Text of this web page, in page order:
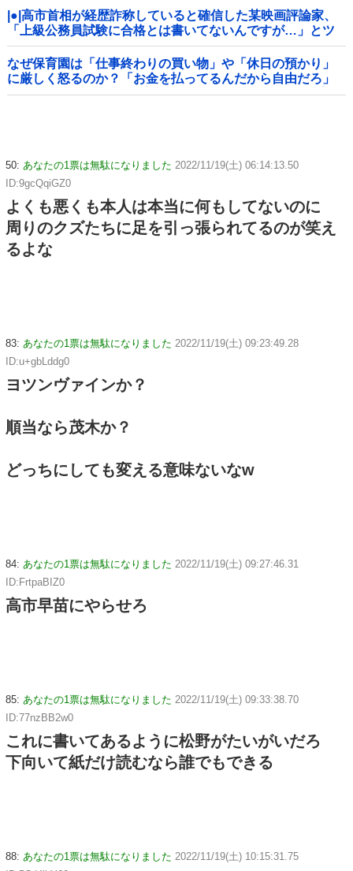
|●|高市首相が経歴詐称していると確信した某映画評論家、
「上級公務員試験に合格とは書いてないんですが…」とツ
ッコミを受けまくり……
なぜ保育園は「仕事終わりの買い物」や「休日の預かり」
に厳しく怒るのか？「お金を払ってるんだから自由だろ」
主張する保護者 vs 「保育欠如のための施設」と諭す保育士
50: あなたの1票は無駄になりました 2022/11/19(土) 06:14:13.50
ID:9gcQqiGZ0
よくも悪くも本人は本当に何もしてないのに
周りのクズたちに足を引っ張られてるのが笑え
るよな
83: あなたの1票は無駄になりました 2022/11/19(土) 09:23:49.28
ID:u+gbLddg0
ヨツンヴァインか？
順当なら茂木か？
どっちにしても変える意味ないなw
84: あなたの1票は無駄になりました 2022/11/19(土) 09:27:46.31
ID:FrtpaBIZ0
高市早苗にやらせろ
85: あなたの1票は無駄になりました 2022/11/19(土) 09:33:38.70
ID:77nzBB2w0
これに書いてあるように松野がたいがいだろ
下向いて紙だけ読むなら誰でもできる
88: あなたの1票は無駄になりました 2022/11/19(土) 10:15:31.75